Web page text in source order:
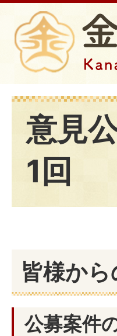
意見
1回
皆様か
公募案件